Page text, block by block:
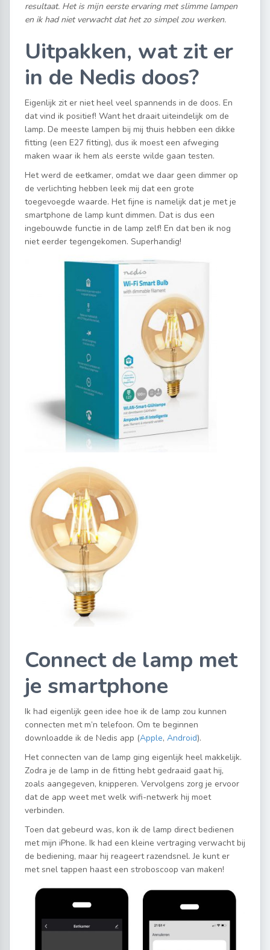
resultaat. Het is mijn eerste ervaring met slimme lampen
en ik had niet verwacht dat het zo simpel zou werken.
Uitpakken, wat zit er
in de Nedis doos?
Eigenlijk zit er niet heel veel spannends in de doos. En
dat vind ik positief! Want het draait uiteindelijk om de
lamp. De meeste lampen bij mij thuis hebben een dikke
fitting (een E27 fitting), dus ik moest een afweging
maken waar ik hem als eerste wilde gaan testen.
Het werd de eetkamer, omdat we daar geen dimmer op
de verlichting hebben leek mij dat een grote
toegevoegde waarde. Het fijne is namelijk dat je met je
smartphone de lamp kunt dimmen. Dat is dus een
ingebouwde functie in de lamp zelf! En dat ben ik nog
niet eerder tegengekomen. Superhandig!
Connect de lamp met
je smartphone
Ik had eigenlijk geen idee hoe ik de lamp zou kunnen
connecten met m’n telefoon. Om te beginnen
downloadde ik de Nedis app (Apple, Android).
Het connecten van de lamp ging eigenlijk heel makkelijk.
Zodra je de lamp in de fitting hebt gedraaid gaat hij,
zoals aangegeven, knipperen. Vervolgens zorg je ervoor
dat de app weet met welk wifi-netwerk hij moet
verbinden.
Toen dat gebeurd was, kon ik de lamp direct bedienen
met mijn iPhone. Ik had een kleine vertraging verwacht bij
de bediening, maar hij reageert razendsnel. Je kunt er
met snel tappen haast een stroboscoop van maken!